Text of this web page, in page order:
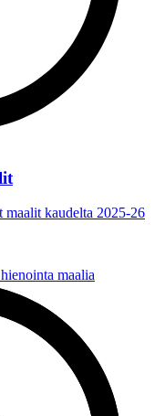
maalit kaudelta 2025-26